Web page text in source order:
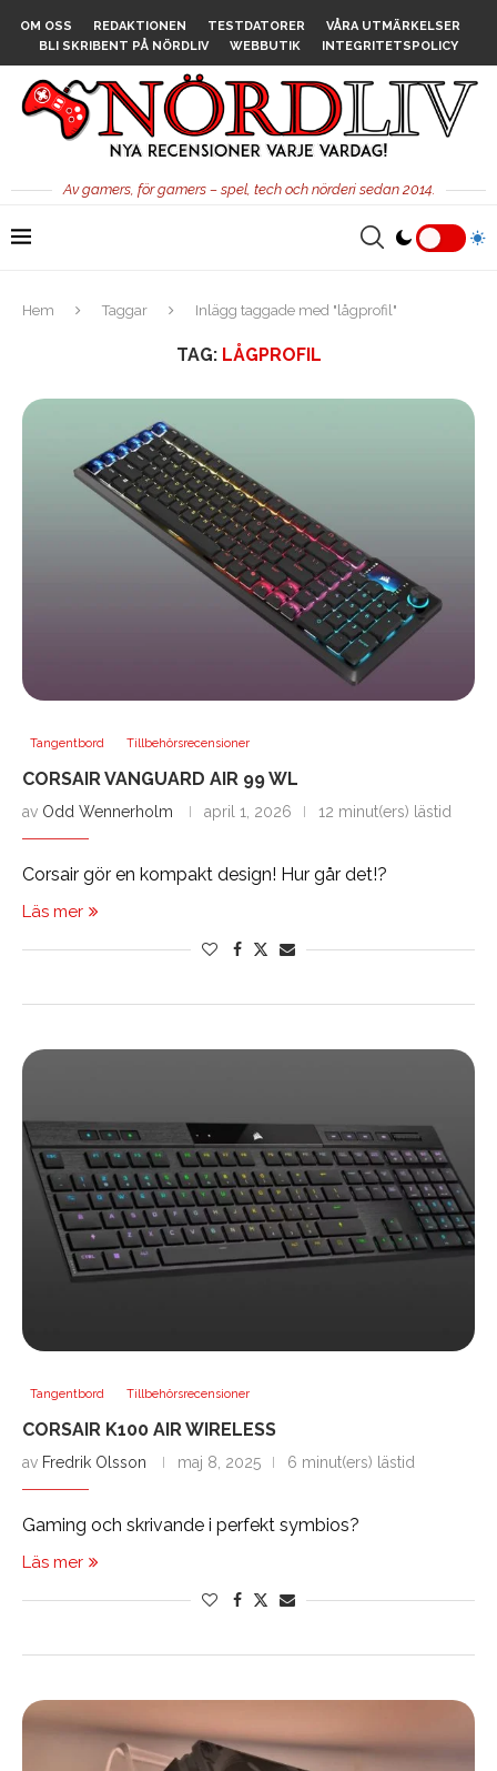
OM OSS REDAKTIONEN TESTDATORER
VÅRA UTMÄRKELSER
BLI SKRIBENT PÅ NÖRDLIV
WEBBUTIK INTEGRITETSPOLICY
Av gamers, för gamers – spel, tech och nörderi sedan 2014.
Hem Taggar Inlägg taggade med "lågprofil"
TAG: LÅGPROFIL
Tangentbord Tillbehörsrecensioner
CORSAIR VANGUARD AIR 99 WL
av Odd Wennerholm april 1, 2026 12 minut(ers) lästid
Corsair gör en kompakt design! Hur går det!?
Läs mer
Tangentbord Tillbehörsrecensioner
CORSAIR K100 AIR WIRELESS
av Fredrik Olsson maj 8, 2025 6 minut(ers) lästid
Gaming och skrivande i perfekt symbios?
Läs mer